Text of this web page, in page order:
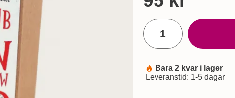
antal
Tillgänglighet:
Bara 2 kvar i lager
Leveranstid: 1-5 dagar